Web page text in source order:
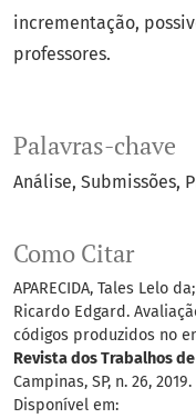
Palavras-chave
Análise Submissões
Como Citar
APARECIDA, Tales Lelo
Ricardo Edgard.
códigos produzidos no
Revista dos Trabalhos
Campinas, SP, n. 26, 2019.
Disponível em:
incrementação,
professores.